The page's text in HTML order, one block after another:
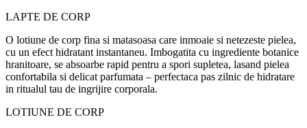
LAPTE DE CORP
O lotiune de corp fina si matasoasa care inmoaie si netezeste pielea,
cu un efect hidratant instantaneu. Imbogatita cu ingrediente botanice
hranitoare, se absoarbe rapid pentru a spori supletea, lasand pielea
confortabila si delicat parfumata – perfectaca pas zilnic de hidratare
in ritualul tau de ingrijire corporala.
LOTIUNE DE CORP